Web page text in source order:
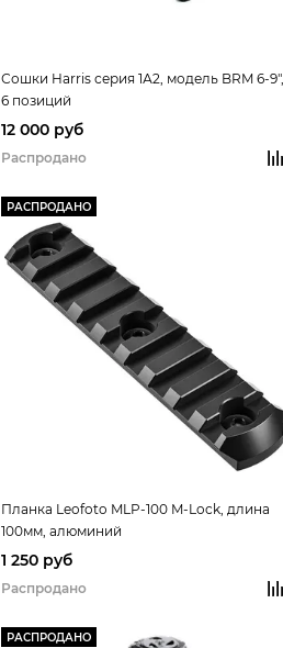
Сошки Harris серия 1А2, модель BRM 6-9",
6 позиций
12 000 руб
Распродано
РАСПРОДАНО
Планка Leofoto MLP-100 M-Lock, длина
100мм, алюминий
1 250 руб
Распродано
РАСПРОДАНО